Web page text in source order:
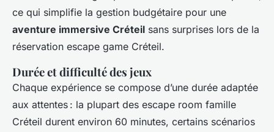
ce qui simplifie la gestion budgétaire pour une
aventure immersive Créteil sans surprises lors de la
réservation escape game Créteil.
Durée et difficulté des jeux
Chaque expérience se compose d’une durée adaptée
aux attentes : la plupart des escape room famille
Créteil durent environ 60 minutes, certains scénarios